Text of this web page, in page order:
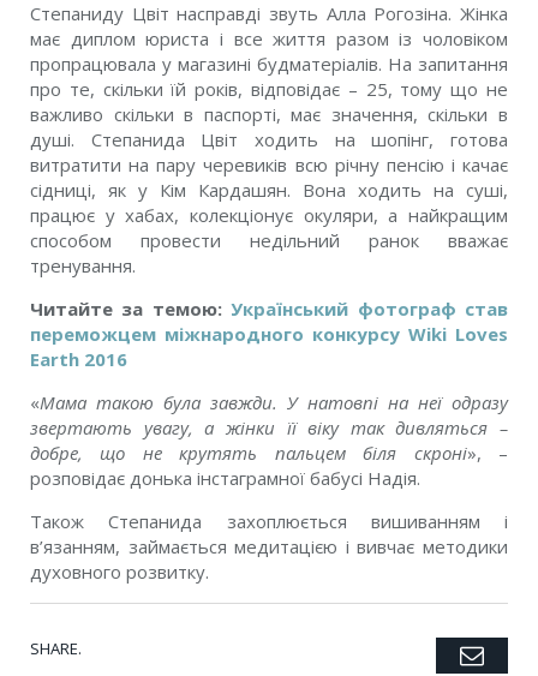
Степаниду Цвіт насправді звуть Алла Рогозіна. Жінка
має диплом юриста і все життя разом із чоловіком
пропрацювала у магазині будматеріалів. На запитання
про те, скільки їй років, відповідає – 25, тому що не
важливо скільки в паспорті, має значення, скільки в
душі. Степанида Цвіт ходить на шопінг, готова
витратити на пару черевиків всю річну пенсію і качає
сідниці, як у Кім Кардашян. Вона ходить на суші,
працює у хабах, колекціонує окуляри, а найкращим
способом провести недільний ранок вважає
тренування.
Читайте за темою:Український фотограф став
переможцем міжнародного конкурсу Wiki Loves
Earth 2016
«Мама такою була завжди. У натовпі на неї одразу
звертають увагу, а жінки її віку так дивляться –
добре, що не крутять пальцем біля скроні», –
розповідає донька інстаграмної бабусі Надія.
Також Степанида захоплюється вишиванням і
в’язанням, займається медитацією і вивчає методики
духовного розвитку.
SHARE. Twitter
Facebook
Google+
Pinterest
LinkedIn
Tumblr